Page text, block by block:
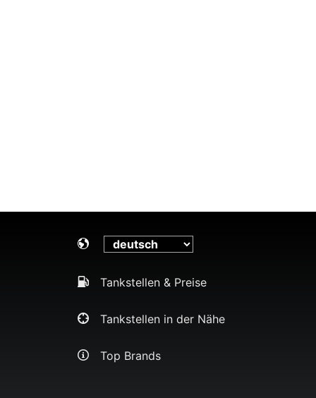
Tankstellen & Preise
Tankstellen in der Nähe
Top Brands